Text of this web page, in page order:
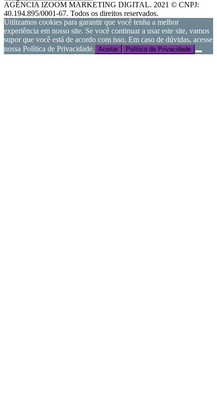
AGÊNCIA IZOOM MARKETING DIGITAL. 2021 © CNPJ:
40.194.895/0001-67. Todos os direitos reservados.
Utilizamos cookies para garantir que você tenha a melhor
experiência em nosso site. Se você continuar a usar este site, vamos
supor que você está de acordo com isso. Em caso de dúvidas, acesse
nossa Política de Privacidade. Aceitar Política de Privacidade